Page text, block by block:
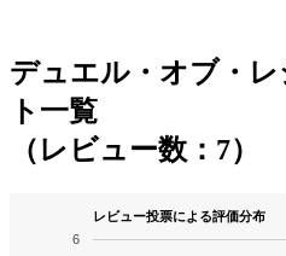
デュエル・オブ・
ト一覧
（レビュー数：7）
レビュー投票による評価分布
6